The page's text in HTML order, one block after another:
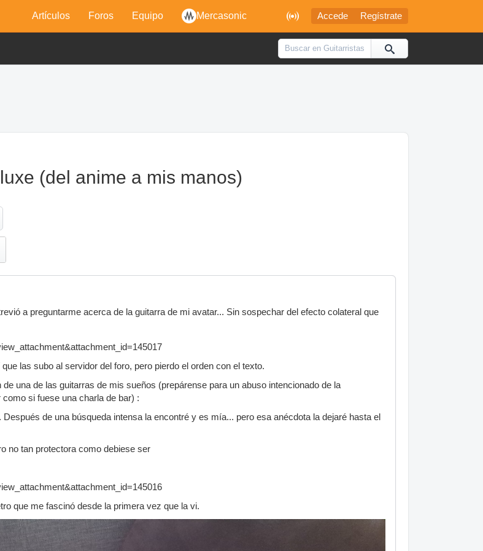
 Accede Regístrate
Artículos Foros Equipo Mercasonic
(del anime a mis manos)
a preguntarme acerca de la guitarra de mi avatar... Sin sospechar del efecto colateral que
las subo al servidor del foro, pero pierdo el orden con el texto.
una de las guitarras de mis sueños (prepárense para un abuso intencionado de la
si fuese una charla de bar) :
de una búsqueda intensa la encontré y es mía... pero esa anécdota la dejaré hasta el
no tan protectora como debiese ser
que me fascinó desde la primera vez que la vi.